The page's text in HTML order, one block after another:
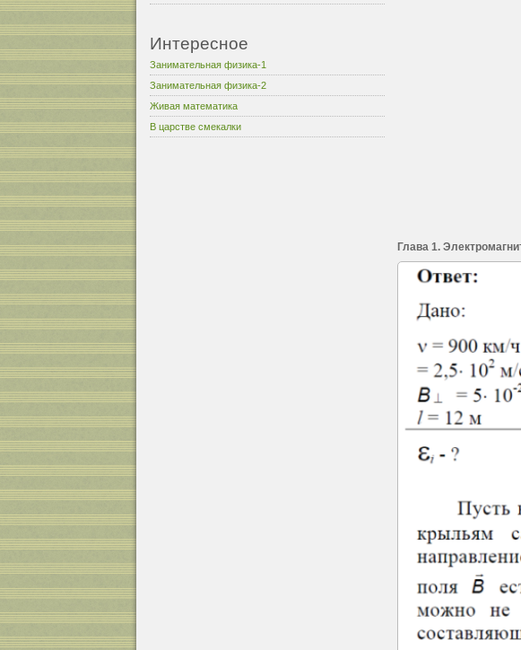
Интересное
Занимательная физика-1
Занимательная физика-2
Живая математика
В царстве смекалки
Глава 1.